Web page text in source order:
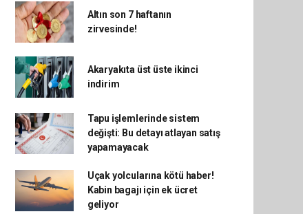
Altın son 7 haftanın
zirvesinde!
Akaryakıta üst üste ikinci
indirim
Tapu işlemlerinde sistem
değişti: Bu detayı atlayan satış
yapamayacak
Uçak yolcularına kötü haber!
Kabin bagajı için ek ücret
geliyor